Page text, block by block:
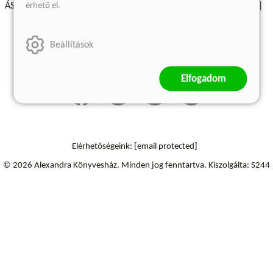
ÁSZF - Vásárlási feltételek
Szállítási információk
Elérhetőségeink: [email protected]
© 2026 Alexandra Könyvesház. Minden jog fenntartva. Kiszolgálta: S244
érhető el.
Beállítások
Elfogadom